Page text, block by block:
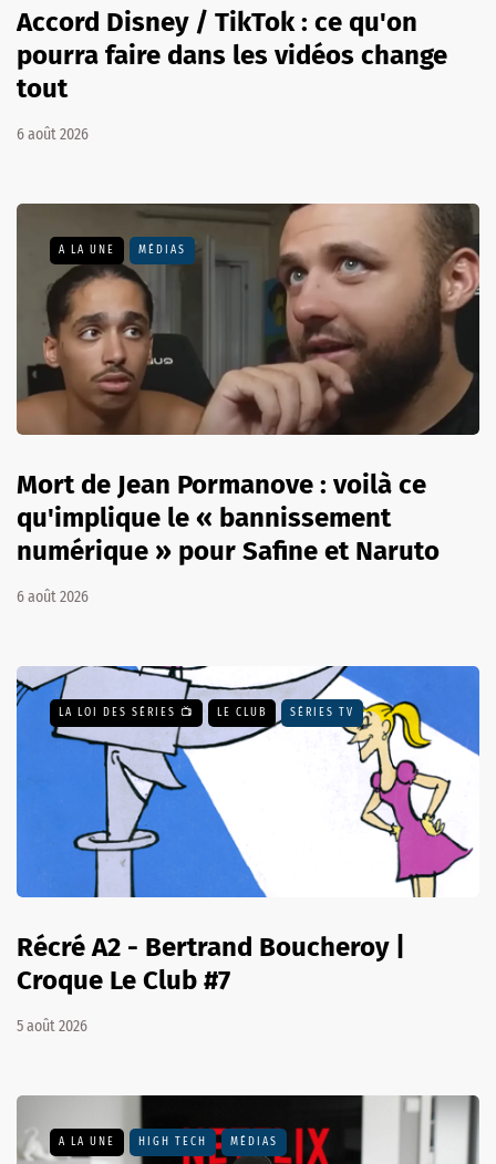
Accord Disney / TikTok : ce qu'on
pourra faire dans les vidéos change
tout
6 août 2026
A LA UNE MÉDIAS
Mort de Jean Pormanove : voilà ce
qu'implique le « bannissement
numérique » pour Safine et Naruto
6 août 2026
LA LOI DES SÉRIES 📺 LE CLUB SÉRIES TV
Récré A2 - Bertrand Boucheroy |
Croque Le Club #7
5 août 2026
A LA UNE HIGH TECH MÉDIAS